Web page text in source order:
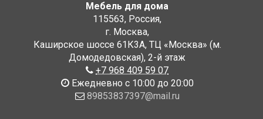
Мебель для дома
115563, Россия,
г. Москва,
Каширское шоссе 61К3А, ТЦ «Москва» (м.
Домодедовская), 2-й этаж
+7 968 409 59 07
Ежедневно с 10:00 до 20:00
89853837397@mail.ru